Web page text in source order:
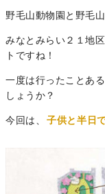
野毛山動物園と野毛
みなとみらい２１地
トですね！
一度は行ったことあ
しょうか？
今回は、 子供と半日